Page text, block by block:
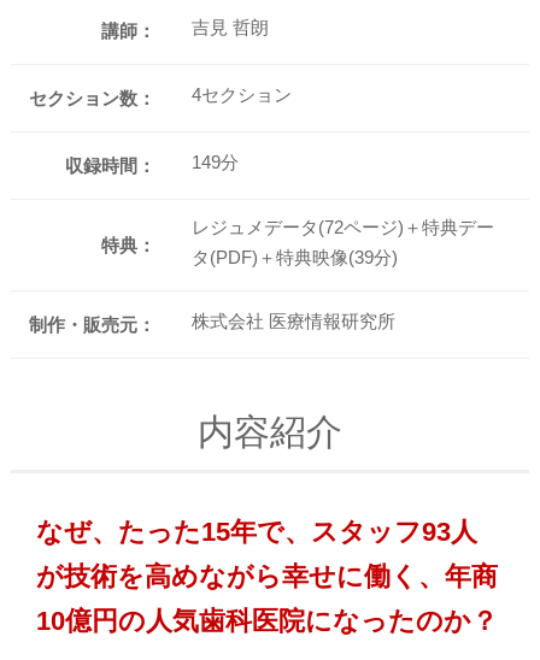
講師： 吉見 哲朗
セクション数： 4セクション
収録時間： 149分
特典：
レジュメデータ(72ページ)＋特典デー
タ(PDF)＋特典映像(39分)
制作・販売元： 株式会社 医療情報研究所
内容紹介
なぜ、たった15年で、スタッフ93人
が技術を高めながら幸せに働く、年商
10億円の人気歯科医院になったのか？